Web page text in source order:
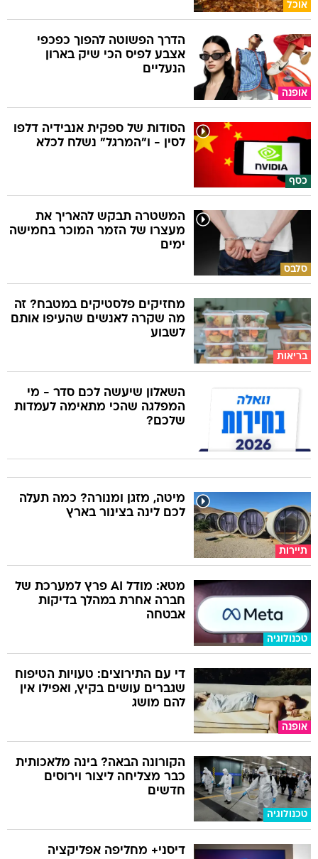
אוכל
אופנה
הדרך הפשוטה להפוך כפכפי
אצבע לפיס הכי שיק בארון
הנעליים
כסף
הסודות של ספקית אנבידיה דלפו
לסין - ו"המרגל" נשלח לכלא
סלבס
המשטרה תבקש להאריך את
מעצרו של הזמר המוכר בחמישה
ימים
בריאות
מחזיקים פלסטיקים במטבח? זה
מה שקרה לאנשים שהעיפו אותם
לשבוע
השאלון שיעשה לכם סדר - מי
המפלגה שהכי מתאימה לעמדות
שלכם?
תיירות
מיטה, מזגן ומנורה? כמה תעלה
לכם לינה בצינור בארץ
טכנולוגיה
מטא: מודל AI פרץ למערכת של
חברה אחרת במהלך בדיקות
אבטחה
אופנה
די עם התירוצים: טעויות הטיפוח
שגברים עושים בקיץ, ואפילו אין
להם מושג
טכנולוגיה
הקורונה הבאה? בינה מלאכותית
כבר מצליחה ליצור וירוסים
חדשים
דיסני+ מחליפה אפליקציה